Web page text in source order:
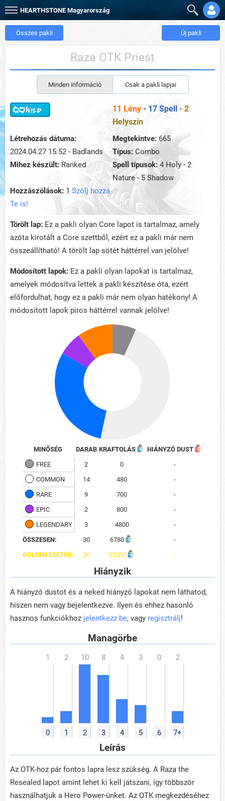
HEARTHSTONE Magyarország
Összes pakli Új pakli
Raza OTK Priest
Minden információ Csak a pakli lapjai
11 Lény - 17 Spell - 2
Helyszín
Létrehozás dátuma:
2024.04.27 15:52 - Badlands
Megtekintve: 665
Típus:Combo
Mihez készült: Ranked Spell típusok: 4 Holy - 2
Nature - 5 Shadow
Hozzászólások: 1 Szólj hozzá
Te is!
Törölt lap: Ez a pakli olyan Core lapot is tartalmaz, amely
azóta kirotált a Core szettből, ezért ez a pakli már nem
összeállítható! A törölt lap sötét háttérrel van jelölve!
Módosított lapok: Ez a pakli olyan lapokat is tartalmaz,
amelyek módosítva lettek a pakli készítése óta, ezért
előfordulhat, hogy ez a pakli már nem olyan hatékony! A
módosított lapok piros háttérrel vannak jelölve!
MINŐSÉG DARAB KRAFTOLÁS
HIÁNYZÓ DUST
FREE
2 0
-
COMMON
14 480
-
RARE
9 700
-
EPIC
2 800
-
LEGENDARY
3 4800
-
ÖSSZESEN:
30 6780
-
GOLDEN ESETÉN:
30 23200 -
Hiányzik
A hiányzó dustot és a neked hiányzó lapokat nem láthatod,
hiszen nem vagy bejelentkezve. Ilyen és ehhez hasonló
hasznos funkciókhoz jelentkezz be, vagy regisztrálj!
Managörbe
0 1 2 3 4 5 6 7+
Leírás
Az OTK-hoz pár fontos lapra lesz szükség. A Raza the
Resealed lapot amint lehet ki kell játszani, így többször
használhatjuk a Hero Power-ünket. Az OTK megkezdéséhez